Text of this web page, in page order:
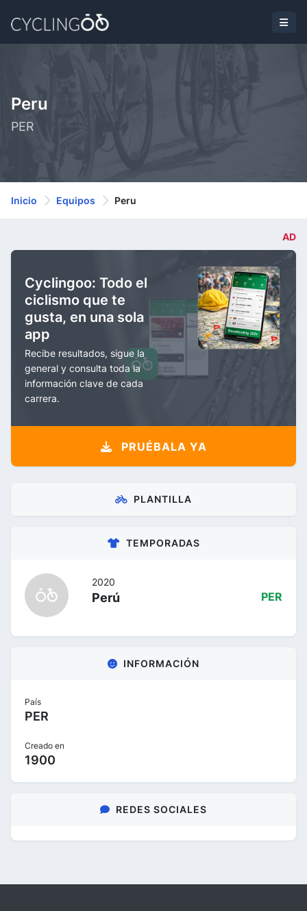
Peru
PER
Inicio Equipos Peru
AD
Cyclingoo: Todo el
ciclismo que te
gusta, en una sola
app
Recibe resultados, sigue la
general y consulta toda la
información clave de cada
carrera.
PRUÉBALA YA
PLANTILLA
TEMPORADAS
2020
Perú PER
INFORMACIÓN
País
PER
Creado en
1900
REDES SOCIALES